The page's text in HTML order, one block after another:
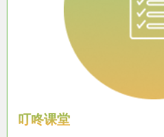
叮咚课堂